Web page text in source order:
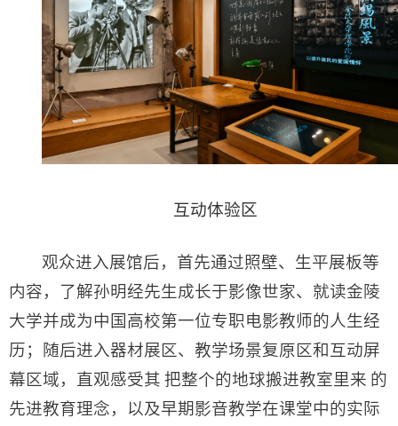
互动体验区
观众进入展馆后，首先通过照壁、生平展板等
内容，了解孙明经先生成长于影像世家、就读金陵
大学并成为中国高校第一位专职电影教师的人生经
历；随后进入器材展区、教学场景复原区和互动屏
幕区域，直观感受其 把整个的地球搬进教室里来 的
先进教育理念，以及早期影音教学在课堂中的实际